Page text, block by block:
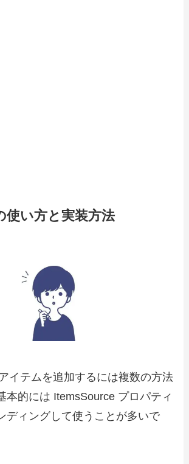
使い方と実装方法
イテムを追加するには複数の方法
本的には ItemsSource プロパティ
ディングして使うことが多いで